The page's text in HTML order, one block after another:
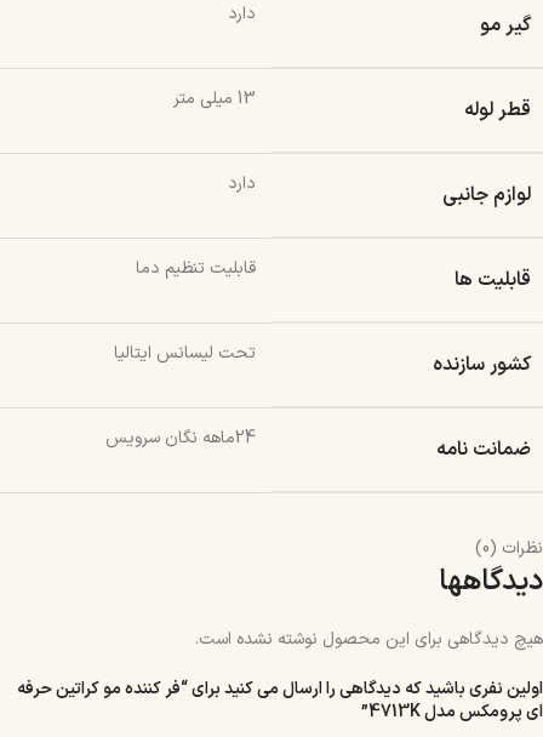
گیر مو دارد
قطر لوله 13 میلی متر
لوازم جانبی دارد
قابلیت ها قابلیت تنظیم دما
کشور سازنده تحت لیسانس ایتالیا
ضمانت نامه 24ماهه نگان سرویس
نظرات (0)
دیدگاهها
هیچ دیدگاهی برای این محصول نوشته نشده است.
اولین نفری باشید که دیدگاهی را ارسال می کنید برای “فر کننده مو کراتین حرفه
ای پرومکس مدل 4713K”